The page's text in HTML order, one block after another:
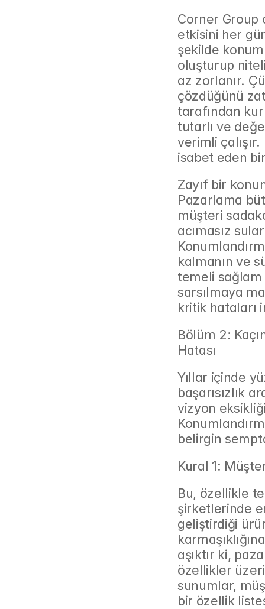
Corner Group
etkisini her
şekilde
oluşturup
az zorlanır.
çözdüğünü
tarafından
tutarlı ve
verimli
isabet eden
Zayıf bir
Pazarlama
müşteri
acımasız
kalmanın ve
temeli sağlam
sarsılmaya
kritik hataları
Bölüm 2:
Hatası
Yıllar içinde
başarısızlık
vizyon
belirgin
Kural 1:
Bu, özellikle
şirketlerinde
geliştirdiği
aşıktır ki,
özellikler
sunumlar,
bir özellik